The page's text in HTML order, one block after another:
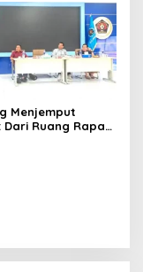
Menjemput
Dari Ruang Rapat